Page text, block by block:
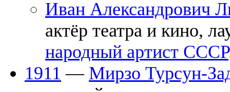
Иван Александрович
актёр театра и кино,
народный артист СССР
1911 — Мирзо Турсун-